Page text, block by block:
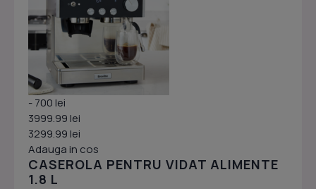
- 700 lei
3999.99 lei
3299.99 lei
Adauga in cos
CASEROLA PENTRU VIDAT ALIMENTE
1.8 L